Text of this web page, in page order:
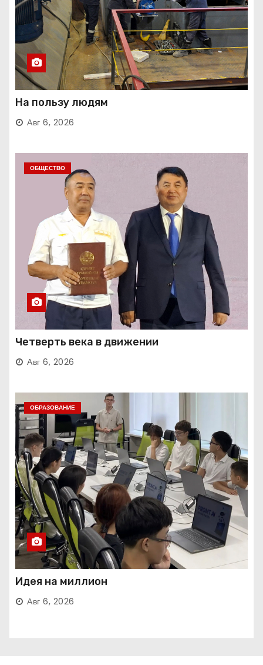
На пользу людям
Авг 6, 2026
ОБЩЕСТВО
Четверть века в движении
Авг 6, 2026
ОБРАЗОВАНИЕ
Идея на миллион
Авг 6, 2026